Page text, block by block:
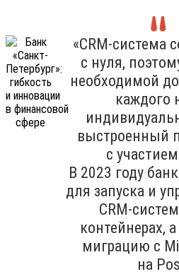
«CRM-система
с нуля,
необходимой
каждого
выстроенный
с
В 2023 году
для запуска и
CRM-
контейнерах,
миграцию с
на